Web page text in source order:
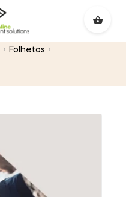
Folhetos